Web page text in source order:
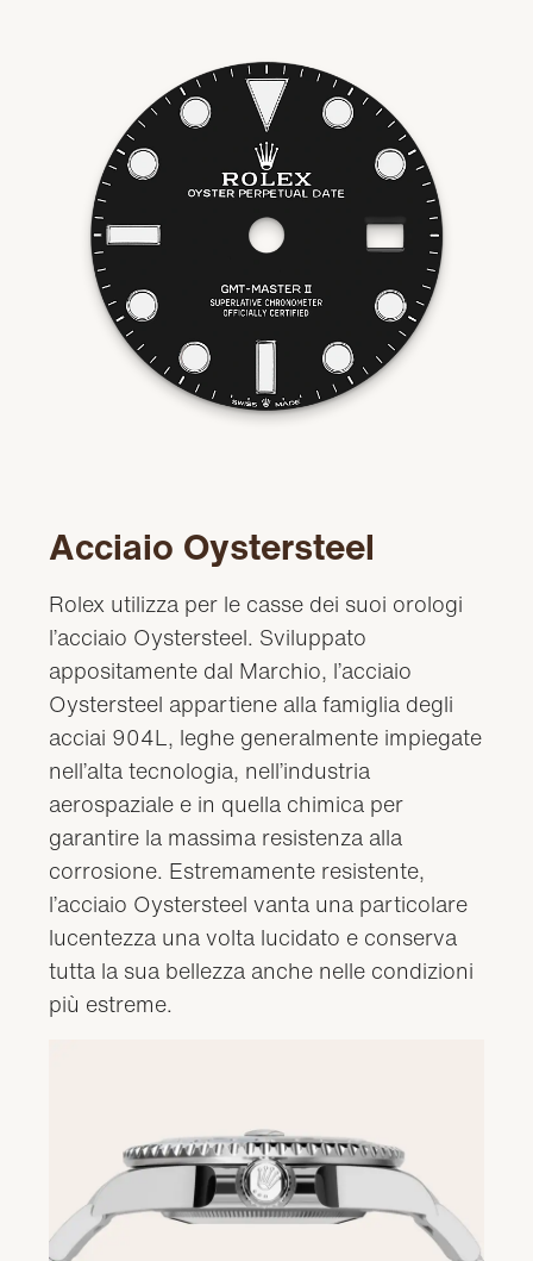
Acciaio Oystersteel
Rolex utilizza per le casse dei suoi orologi
l’acciaio Oystersteel. Sviluppato
appositamente dal Marchio, l’acciaio
Oystersteel appartiene alla famiglia degli
acciai 904L, leghe generalmente impiegate
nell’alta tecnologia, nell’industria
aerospaziale e in quella chimica per
garantire la massima resistenza alla
corrosione. Estremamente resistente,
l’acciaio Oystersteel vanta una particolare
lucentezza una volta lucidato e conserva
tutta la sua bellezza anche nelle condizioni
più estreme.